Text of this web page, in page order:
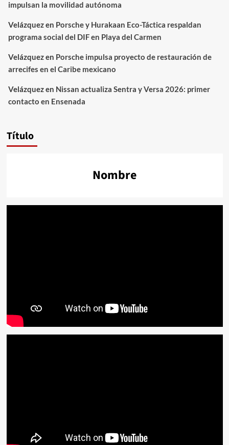
impulsan la movilidad autónoma
Velázquezen Porsche y Hurakaan Eco-Táctica respaldan
programa social del DIF en Playa del Carmen
Velázquezen Porsche impulsa proyecto de restauración de
arrecifes en el Caribe mexicano
Velázquezen Nissan actualiza Sentra y Versa 2026: primer
contacto en Ensenada
Título
Nombre